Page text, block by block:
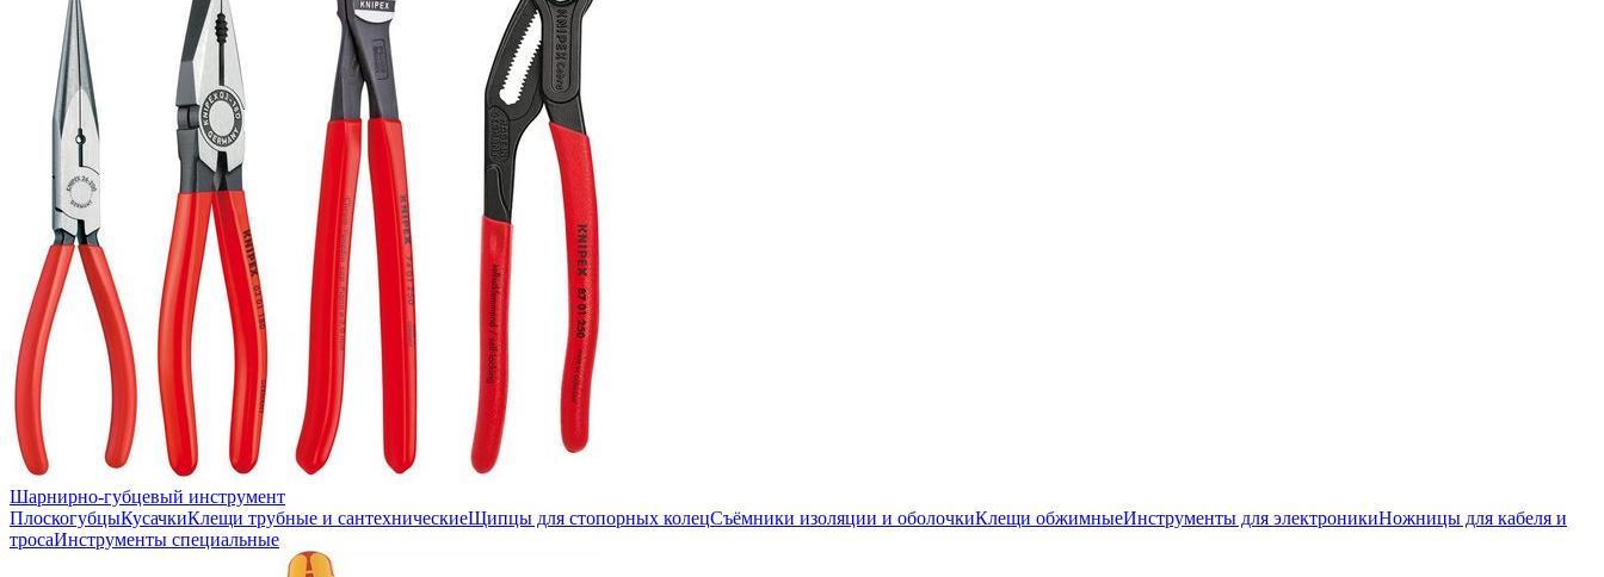
Шарнирно-губцевый инструмент
ПлоскогубцыКусачкиКлещи трубные и сантехническиеЩипцы для стопорных колецСъёмники изоляции и оболочкиКлещи обжимныеИнструменты для электроникиНожницы для кабеля и
тросаИнструменты специальные